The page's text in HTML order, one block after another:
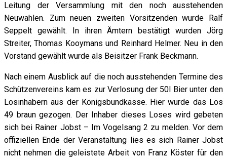
Leitung der Versammlung mit den noch ausstehenden
Neuwahlen. Zum neuen zweiten Vorsitzenden wurde Ralf
Seppelt gewählt. In ihren Ämtern bestätigt wurden Jörg
Streiter, Thomas Kooymans und Reinhard Helmer. Neu in den
Vorstand gewählt wurde als Beisitzer Frank Beckmann.
Nach einem Ausblick auf die noch ausstehenden Termine des
Schützenvereins kam es zur Verlosung der 50l Bier unter den
Losinhabern aus der Königsbundkasse. Hier wurde das Los
49 braun gezogen. Der Inhaber dieses Loses wird gebeten
sich bei Rainer Jobst – Im Vogelsang 2 zu melden. Vor dem
offiziellen Ende der Veranstaltung lies es sich Rainer Jobst
nicht nehmen die geleistete Arbeit von Franz Köster für den